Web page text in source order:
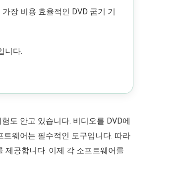
장 비용 효율적인 DVD 굽기 기
니다.
도 안고 있습니다. 비디오를 DVD에
트웨어는 필수적인 도구입니다. 따라
제공합니다. 이제 각 소프트웨어를